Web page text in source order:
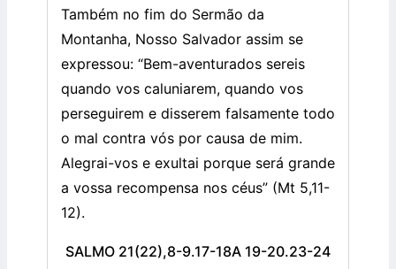
Também no fim do Sermão da
Montanha, Nosso Salvador assim se
expressou: “Bem-aventurados sereis
quando vos caluniarem, quando vos
perseguirem e disserem falsamente todo
o mal contra vós por causa de mim.
Alegrai-vos e exultai porque será grande
a vossa recompensa nos céus” (Mt 5,11-
12).
SALMO 21(22),8-9.17-18A 19-20.23-24